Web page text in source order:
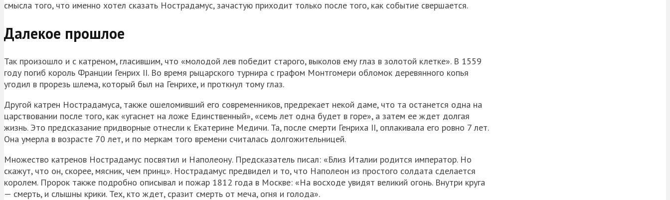
смысла того, что именно хотел сказать Нострадамус, зачастую приходит только после того, как событие свершается.
Далекое прошлое
Так произошло и с катреном, гласившим, что «молодой лев победит старого, выколов ему глаз в золотой клетке». В 1559
году погиб король Франции Генрих II. Во время рыцарского турнира с графом Монтгомери обломок деревянного копья
угодил в прорезь шлема, который был на Генрихе, и проткнул тому глаз.
Другой катрен Нострадамуса, также ошеломивший его современников, предрекает некой даме, что та останется одна на
царствовании после того, как «угаснет на ложе Единственный», «семь лет одна будет в горе», а затем ее ждет долгая
жизнь. Это предсказание придворные отнесли к Екатерине Медичи. Та, после смерти Генриха II, оплакивала его ровно 7 лет.
Она умерла в возрасте 70 лет, и по меркам того времени считалась долгожительницей.
Множество катренов Нострадамус посвятил и Наполеону. Предсказатель писал: «Близ Италии родится император. Но
скажут, что он, скорее, мясник, чем принц». Нострадамус предвидел и то, что Наполеон из простого солдата сделается
королем. Пророк также подробно описывал и пожар 1812 года в Москве: «На восходе увидят великий огонь. Внутри круга
— смерть, и слышны крики. Тех, кто ждет, сразит смерть от меча, огня и голода».